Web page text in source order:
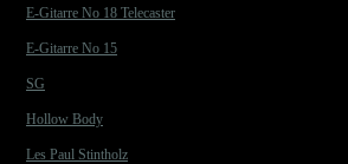
E-Gitarre No 18 Telecaster
E-Gitarre No 15
SG
Hollow Body
Les Paul Stintholz